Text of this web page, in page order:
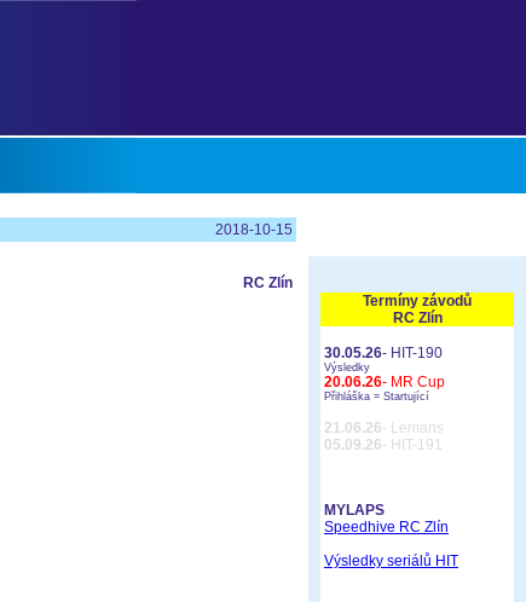
2018-10-15
RC Zlín
Termíny závodů
RC Zlín
30.05.26- HIT-190
Výsledky
20.06.26- MR Cup
Přihláška = Startující
21.06.26- Lemans
05.09.26- HIT-191
MYLAPS
Speedhive RC Zlín
Výsledky seriálů HIT